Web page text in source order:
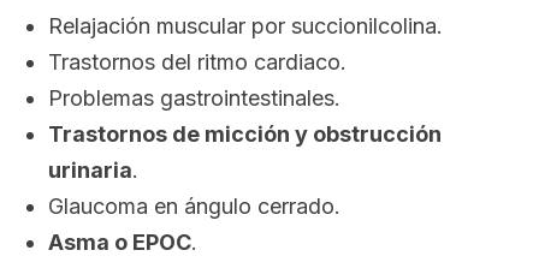
Relajación muscular por succionilcolina.
Trastornos del ritmo cardiaco.
Problemas gastrointestinales.
Trastornos de micción y obstrucción
urinaria.
Glaucoma en ángulo cerrado.
Asma o EPOC.